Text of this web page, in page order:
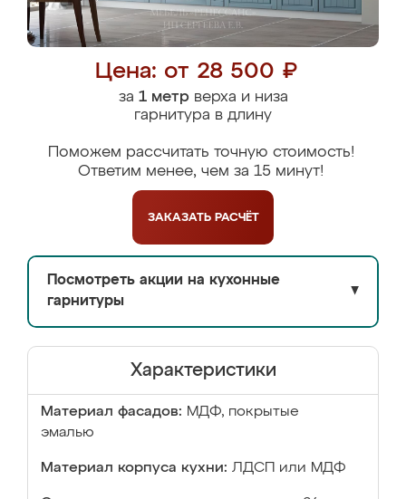
Цена: от 28 500 ₽
за 1 метрверха и низа
гарнитура в длину
Поможем рассчитать точную стоимость!
Ответим менее, чем за 15 минут!
ЗАКАЗАТЬ РАСЧЁТ
Посмотреть акции на кухонные
гарнитуры
▼
Характеристики
Материал фасадов: МДФ, покрытые
эмалью
Материал корпуса кухни: ЛДСП или МДФ